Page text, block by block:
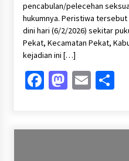
pencabulan/pelecehan
hukumnya. Peristiwa
dini hari (6/2/2026) sekitar
Pekat, Kecamatan Pekat,
kejadian ini […]
Facebook
Email